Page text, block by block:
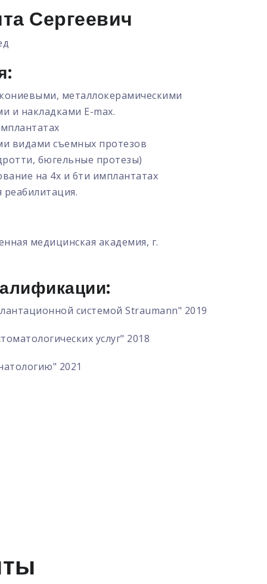
Сергеевич
металлокерамическими
и накладками E-max.
видами съемных протезов
бюгельные протезы)
на 4х и 6ти имплантатах
реабилитация.
медицинская академия, г.
системой Straumann" 2019
услуг" 2018
2021